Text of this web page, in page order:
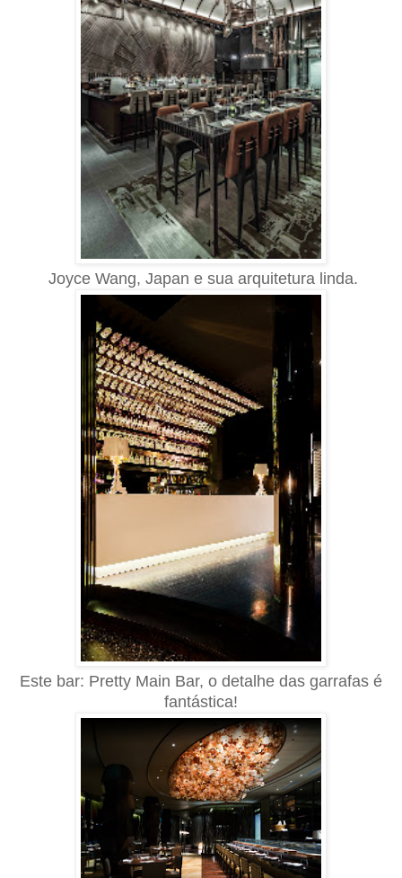
Joyce Wang, Japan e sua arquitetura linda.
Este bar: Pretty Main Bar, o detalhe das garrafas é
fantástica!